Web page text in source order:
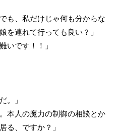
も、私だけじゃ何も分からな
を連れて行っても良い？」
いです！！」
。」
本人の魔力の制御の相談とか
る、ですか？」